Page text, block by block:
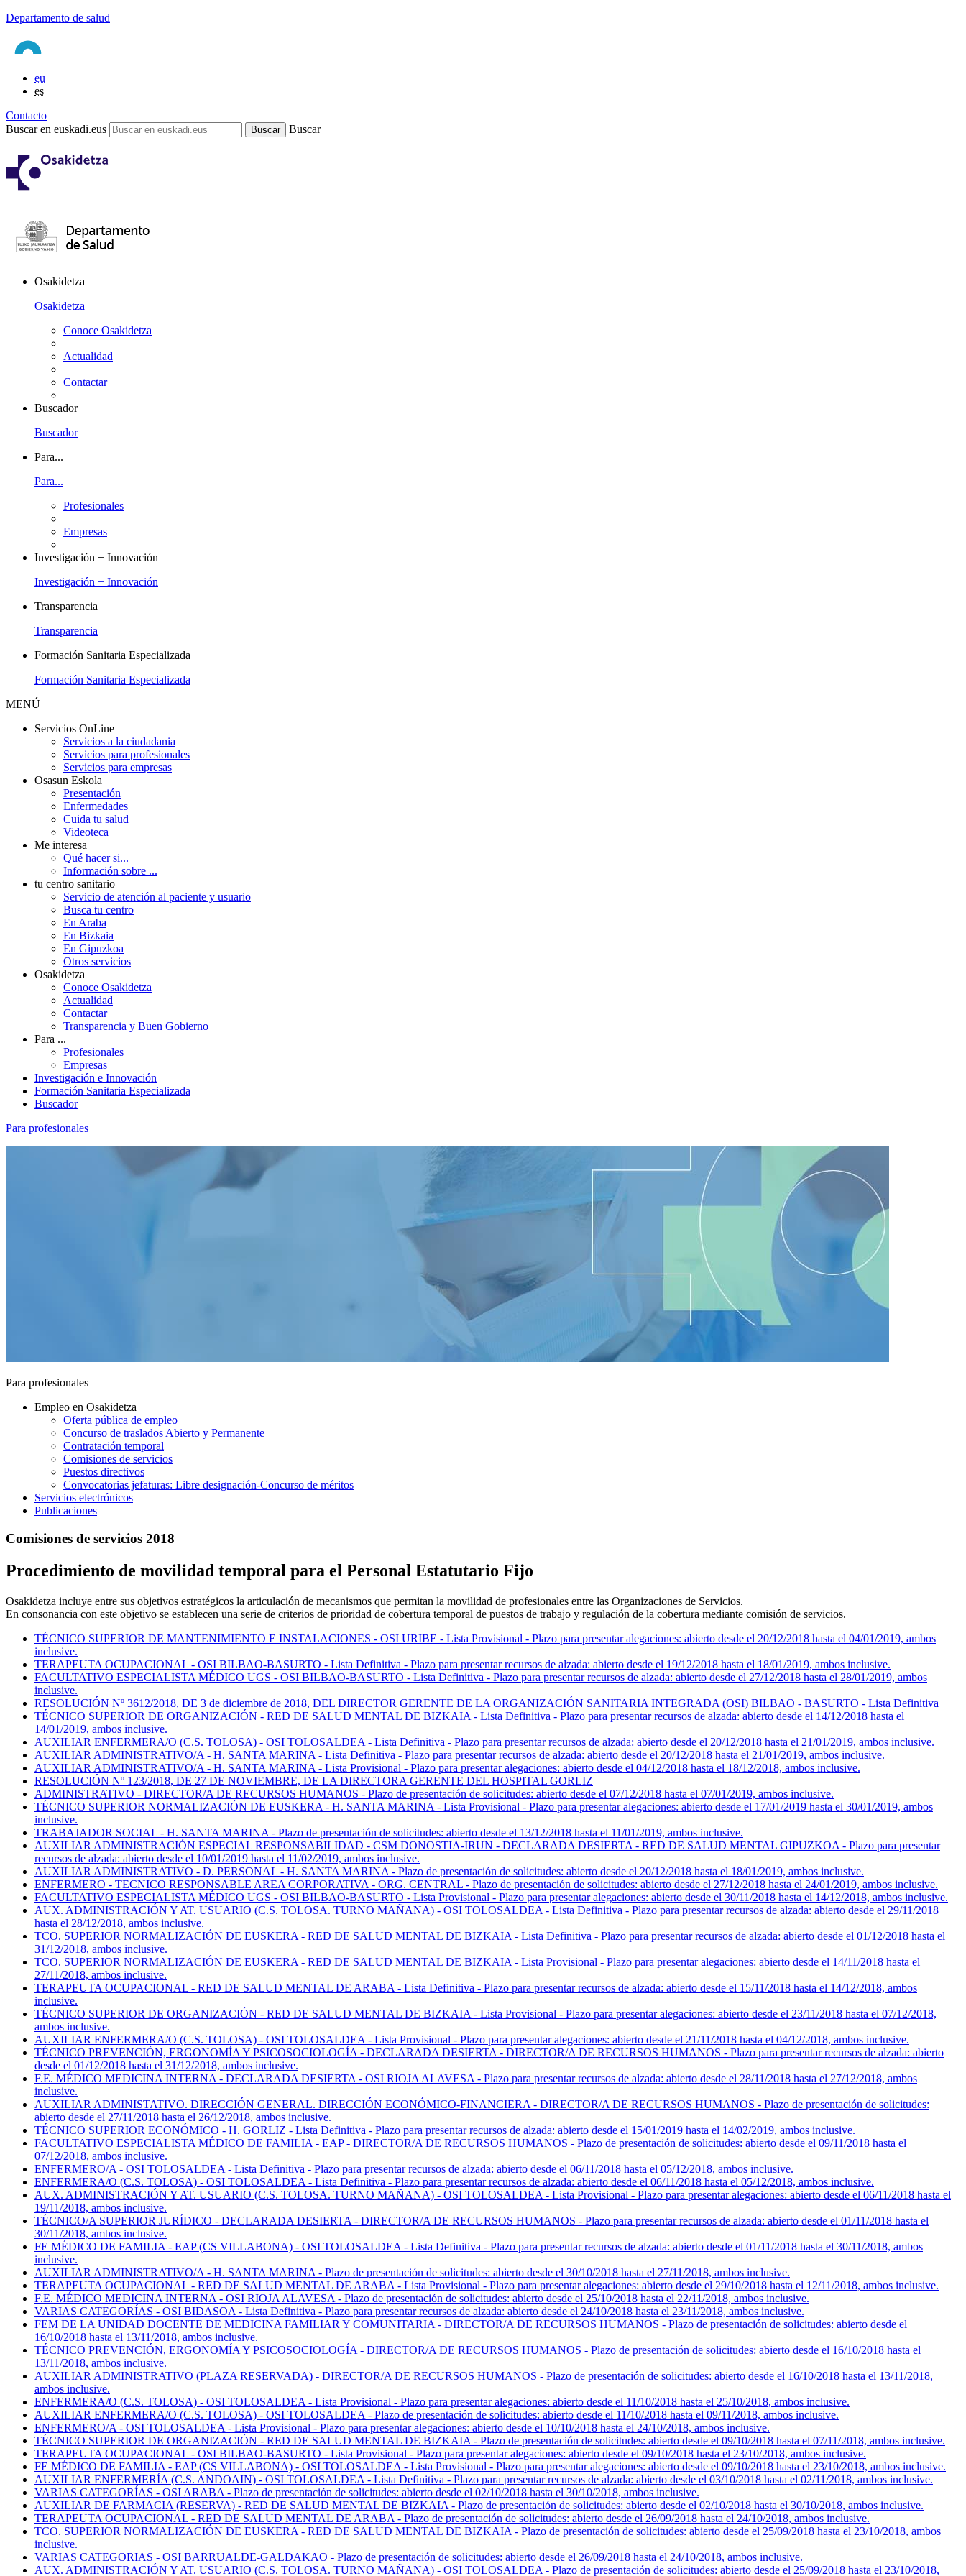
Departamento de salud
eu
es
Contacto
Buscar en euskadi.eus
Buscar
Osakidetza
Osakidetza
Conoce Osakidetza
Actualidad
Contactar
Buscador
Buscador
Para...
Para...
Profesionales
Empresas
Investigación + Innovación
Investigación + Innovación
Transparencia
Transparencia
Formación Sanitaria Especializada
Formación Sanitaria Especializada
MENÚ
Servicios OnLine
Servicios a la ciudadania
Servicios para profesionales
Servicios para empresas
Osasun Eskola
Presentación
Enfermedades
Cuida tu salud
Videoteca
Me interesa
Qué hacer si...
Información sobre ...
tu centro sanitario
Servicio de atención al paciente y usuario
Busca tu centro
En Araba
En Bizkaia
En Gipuzkoa
Otros servicios
Osakidetza
Conoce Osakidetza
Actualidad
Contactar
Transparencia y Buen Gobierno
Para ...
Profesionales
Empresas
Investigación e Innovación
Formación Sanitaria Especializada
Buscador
Para profesionales
Para profesionales
Empleo en Osakidetza
Oferta pública de empleo
Concurso de traslados Abierto y Permanente
Contratación temporal
Comisiones de servicios
Puestos directivos
Convocatorias jefaturas: Libre designación-Concurso de méritos
Servicios electrónicos
Publicaciones
Comisiones de servicios 2018
Procedimiento de movilidad temporal para el Personal Estatutario Fijo
Osakidetza incluye entre sus objetivos estratégicos la articulación de mecanismos que permitan la movilidad de profesionales entre las Organizaciones de Servicios.
En consonancia con este objetivo se establecen una serie de criterios de prioridad de cobertura temporal de puestos de trabajo y regulación de la cobertura mediante comisión de servicios.
TÉCNICO SUPERIOR DE MANTENIMIENTO E INSTALACIONES - OSI URIBE - Lista Provisional - Plazo para presentar alegaciones: abierto desde el 20/12/2018 hasta el 04/01/2019, ambos
inclusive.
TERAPEUTA OCUPACIONAL - OSI BILBAO-BASURTO - Lista Definitiva - Plazo para presentar recursos de alzada: abierto desde el 19/12/2018 hasta el 18/01/2019, ambos inclusive.
FACULTATIVO ESPECIALISTA MÉDICO UGS - OSI BILBAO-BASURTO - Lista Definitiva - Plazo para presentar recursos de alzada: abierto desde el 27/12/2018 hasta el 28/01/2019, ambos
inclusive.
RESOLUCIÓN Nº 3612/2018, DE 3 de diciembre de 2018, DEL DIRECTOR GERENTE DE LA ORGANIZACIÓN SANITARIA INTEGRADA (OSI) BILBAO - BASURTO - Lista Definitiva
TÉCNICO SUPERIOR DE ORGANIZACIÓN - RED DE SALUD MENTAL DE BIZKAIA - Lista Definitiva - Plazo para presentar recursos de alzada: abierto desde el 14/12/2018 hasta el
14/01/2019, ambos inclusive.
AUXILIAR ENFERMERA/O (C.S. TOLOSA) - OSI TOLOSALDEA - Lista Definitiva - Plazo para presentar recursos de alzada: abierto desde el 20/12/2018 hasta el 21/01/2019, ambos inclusive.
AUXILIAR ADMINISTRATIVO/A - H. SANTA MARINA - Lista Definitiva - Plazo para presentar recursos de alzada: abierto desde el 20/12/2018 hasta el 21/01/2019, ambos inclusive.
AUXILIAR ADMINISTRATIVO/A - H. SANTA MARINA - Lista Provisional - Plazo para presentar alegaciones: abierto desde el 04/12/2018 hasta el 18/12/2018, ambos inclusive.
RESOLUCIÓN Nº 123/2018, DE 27 DE NOVIEMBRE, DE LA DIRECTORA GERENTE DEL HOSPITAL GORLIZ
ADMINISTRATIVO - DIRECTOR/A DE RECURSOS HUMANOS - Plazo de presentación de solicitudes: abierto desde el 07/12/2018 hasta el 07/01/2019, ambos inclusive.
TÉCNICO SUPERIOR NORMALIZACIÓN DE EUSKERA - H. SANTA MARINA - Lista Provisional - Plazo para presentar alegaciones: abierto desde el 17/01/2019 hasta el 30/01/2019, ambos
inclusive.
TRABAJADOR SOCIAL - H. SANTA MARINA - Plazo de presentación de solicitudes: abierto desde el 13/12/2018 hasta el 11/01/2019, ambos inclusive.
AUXILIAR ADMINISTRACIÓN ESPECIAL RESPONSABILIDAD - CSM DONOSTIA-IRUN - DECLARADA DESIERTA - RED DE SALUD MENTAL GIPUZKOA - Plazo para presentar
recursos de alzada: abierto desde el 10/01/2019 hasta el 11/02/2019, ambos inclusive.
AUXILIAR ADMINISTRATIVO - D. PERSONAL - H. SANTA MARINA - Plazo de presentación de solicitudes: abierto desde el 20/12/2018 hasta el 18/01/2019, ambos inclusive.
ENFERMERO - TECNICO RESPONSABLE AREA CORPORATIVA - ORG. CENTRAL - Plazo de presentación de solicitudes: abierto desde el 27/12/2018 hasta el 24/01/2019, ambos inclusive.
FACULTATIVO ESPECIALISTA MÉDICO UGS - OSI BILBAO-BASURTO - Lista Provisional - Plazo para presentar alegaciones: abierto desde el 30/11/2018 hasta el 14/12/2018, ambos inclusive.
AUX. ADMINISTRACIÓN Y AT. USUARIO (C.S. TOLOSA. TURNO MAÑANA) - OSI TOLOSALDEA - Lista Definitiva - Plazo para presentar recursos de alzada: abierto desde el 29/11/2018
hasta el 28/12/2018, ambos inclusive.
TCO. SUPERIOR NORMALIZACIÓN DE EUSKERA - RED DE SALUD MENTAL DE BIZKAIA - Lista Definitiva - Plazo para presentar recursos de alzada: abierto desde el 01/12/2018 hasta el
31/12/2018, ambos inclusive.
TCO. SUPERIOR NORMALIZACIÓN DE EUSKERA - RED DE SALUD MENTAL DE BIZKAIA - Lista Provisional - Plazo para presentar alegaciones: abierto desde el 14/11/2018 hasta el
27/11/2018, ambos inclusive.
TERAPEUTA OCUPACIONAL - RED DE SALUD MENTAL DE ARABA - Lista Definitiva - Plazo para presentar recursos de alzada: abierto desde el 15/11/2018 hasta el 14/12/2018, ambos
inclusive.
TÉCNICO SUPERIOR DE ORGANIZACIÓN - RED DE SALUD MENTAL DE BIZKAIA - Lista Provisional - Plazo para presentar alegaciones: abierto desde el 23/11/2018 hasta el 07/12/2018,
ambos inclusive.
AUXILIAR ENFERMERA/O (C.S. TOLOSA) - OSI TOLOSALDEA - Lista Provisional - Plazo para presentar alegaciones: abierto desde el 21/11/2018 hasta el 04/12/2018, ambos inclusive.
TÉCNICO PREVENCIÓN, ERGONOMÍA Y PSICOSOCIOLOGÍA - DECLARADA DESIERTA - DIRECTOR/A DE RECURSOS HUMANOS - Plazo para presentar recursos de alzada: abierto
desde el 01/12/2018 hasta el 31/12/2018, ambos inclusive.
F.E. MÉDICO MEDICINA INTERNA - DECLARADA DESIERTA - OSI RIOJA ALAVESA - Plazo para presentar recursos de alzada: abierto desde el 28/11/2018 hasta el 27/12/2018, ambos
inclusive.
AUXILIAR ADMINISTATIVO. DIRECCIÓN GENERAL. DIRECCIÓN ECONÓMICO-FINANCIERA - DIRECTOR/A DE RECURSOS HUMANOS - Plazo de presentación de solicitudes:
abierto desde el 27/11/2018 hasta el 26/12/2018, ambos inclusive.
TÉCNICO SUPERIOR ECONÓMICO - H. GORLIZ - Lista Definitiva - Plazo para presentar recursos de alzada: abierto desde el 15/01/2019 hasta el 14/02/2019, ambos inclusive.
FACULTATIVO ESPECIALISTA MÉDICO DE FAMILIA - EAP - DIRECTOR/A DE RECURSOS HUMANOS - Plazo de presentación de solicitudes: abierto desde el 09/11/2018 hasta el
07/12/2018, ambos inclusive.
ENFERMERO/A - OSI TOLOSALDEA - Lista Definitiva - Plazo para presentar recursos de alzada: abierto desde el 06/11/2018 hasta el 05/12/2018, ambos inclusive.
ENFERMERA/O (C.S. TOLOSA) - OSI TOLOSALDEA - Lista Definitiva - Plazo para presentar recursos de alzada: abierto desde el 06/11/2018 hasta el 05/12/2018, ambos inclusive.
AUX. ADMINISTRACIÓN Y AT. USUARIO (C.S. TOLOSA. TURNO MAÑANA) - OSI TOLOSALDEA - Lista Provisional - Plazo para presentar alegaciones: abierto desde el 06/11/2018 hasta el
19/11/2018, ambos inclusive.
TÉCNICO/A SUPERIOR JURÍDICO - DECLARADA DESIERTA - DIRECTOR/A DE RECURSOS HUMANOS - Plazo para presentar recursos de alzada: abierto desde el 01/11/2018 hasta el
30/11/2018, ambos inclusive.
FE MÉDICO DE FAMILIA - EAP (CS VILLABONA) - OSI TOLOSALDEA - Lista Definitiva - Plazo para presentar recursos de alzada: abierto desde el 01/11/2018 hasta el 30/11/2018, ambos
inclusive.
AUXILIAR ADMINISTRATIVO/A - H. SANTA MARINA - Plazo de presentación de solicitudes: abierto desde el 30/10/2018 hasta el 27/11/2018, ambos inclusive.
TERAPEUTA OCUPACIONAL - RED DE SALUD MENTAL DE ARABA - Lista Provisional - Plazo para presentar alegaciones: abierto desde el 29/10/2018 hasta el 12/11/2018, ambos inclusive.
F.E. MÉDICO MEDICINA INTERNA - OSI RIOJA ALAVESA - Plazo de presentación de solicitudes: abierto desde el 25/10/2018 hasta el 22/11/2018, ambos inclusive.
VARIAS CATEGORÍAS - OSI BIDASOA - Lista Definitiva - Plazo para presentar recursos de alzada: abierto desde el 24/10/2018 hasta el 23/11/2018, ambos inclusive.
FEM DE LA UNIDAD DOCENTE DE MEDICINA FAMILIAR Y COMUNITARIA - DIRECTOR/A DE RECURSOS HUMANOS - Plazo de presentación de solicitudes: abierto desde el
16/10/2018 hasta el 13/11/2018, ambos inclusive.
TÉCNICO PREVENCIÓN, ERGONOMÍA Y PSICOSOCIOLOGÍA - DIRECTOR/A DE RECURSOS HUMANOS - Plazo de presentación de solicitudes: abierto desde el 16/10/2018 hasta el
13/11/2018, ambos inclusive.
AUXILIAR ADMINISTRATIVO (PLAZA RESERVADA) - DIRECTOR/A DE RECURSOS HUMANOS - Plazo de presentación de solicitudes: abierto desde el 16/10/2018 hasta el 13/11/2018,
ambos inclusive.
ENFERMERA/O (C.S. TOLOSA) - OSI TOLOSALDEA - Lista Provisional - Plazo para presentar alegaciones: abierto desde el 11/10/2018 hasta el 25/10/2018, ambos inclusive.
AUXILIAR ENFERMERA/O (C.S. TOLOSA) - OSI TOLOSALDEA - Plazo de presentación de solicitudes: abierto desde el 11/10/2018 hasta el 09/11/2018, ambos inclusive.
ENFERMERO/A - OSI TOLOSALDEA - Lista Provisional - Plazo para presentar alegaciones: abierto desde el 10/10/2018 hasta el 24/10/2018, ambos inclusive.
TÉCNICO SUPERIOR DE ORGANIZACIÓN - RED DE SALUD MENTAL DE BIZKAIA - Plazo de presentación de solicitudes: abierto desde el 09/10/2018 hasta el 07/11/2018, ambos inclusive.
TERAPEUTA OCUPACIONAL - OSI BILBAO-BASURTO - Lista Provisional - Plazo para presentar alegaciones: abierto desde el 09/10/2018 hasta el 23/10/2018, ambos inclusive.
FE MÉDICO DE FAMILIA - EAP (CS VILLABONA) - OSI TOLOSALDEA - Lista Provisional - Plazo para presentar alegaciones: abierto desde el 09/10/2018 hasta el 23/10/2018, ambos inclusive.
AUXILIAR ENFERMERÍA (C.S. ANDOAIN) - OSI TOLOSALDEA - Lista Definitiva - Plazo para presentar recursos de alzada: abierto desde el 03/10/2018 hasta el 02/11/2018, ambos inclusive.
VARIAS CATEGORÍAS - OSI ARABA - Plazo de presentación de solicitudes: abierto desde el 02/10/2018 hasta el 30/10/2018, ambos inclusive.
AUXILIAR DE FARMACIA (RESERVA) - RED DE SALUD MENTAL DE BIZKAIA - Plazo de presentación de solicitudes: abierto desde el 02/10/2018 hasta el 30/10/2018, ambos inclusive.
TERAPEUTA OCUPACIONAL - RED DE SALUD MENTAL DE ARABA - Plazo de presentación de solicitudes: abierto desde el 26/09/2018 hasta el 24/10/2018, ambos inclusive.
TCO. SUPERIOR NORMALIZACIÓN DE EUSKERA - RED DE SALUD MENTAL DE BIZKAIA - Plazo de presentación de solicitudes: abierto desde el 25/09/2018 hasta el 23/10/2018, ambos
inclusive.
VARIAS CATEGORIAS - OSI BARRUALDE-GALDAKAO - Plazo de presentación de solicitudes: abierto desde el 26/09/2018 hasta el 24/10/2018, ambos inclusive.
AUX. ADMINISTRACIÓN Y AT. USUARIO (C.S. TOLOSA. TURNO MAÑANA) - OSI TOLOSALDEA - Plazo de presentación de solicitudes: abierto desde el 25/09/2018 hasta el 23/10/2018,